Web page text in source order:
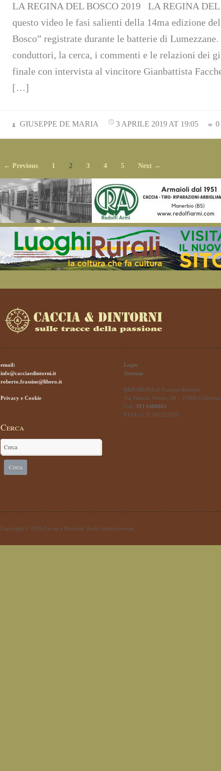
LA REGINA DEL BOSCO 2019 LA REGINA DEL
questo video le fasi salienti della 14ma edizione
Bosco” registrate durante le batterie di
conduttori, la cerca, i commenti e le relazioni dei
finale con intervista al vincitore Gianbattista
[…]
GIUSEPPE DE MARIA 3 APRILE 2019 AT 19:05
← Previous 1 2 3 4 5 Next →
email:
info@cacciaedintorni.it
roberto.frassine@libero.it
Privacy e Cookie
Cerca
Login
Sitemap
R&B MEDIA di Frassine Roberto
Via Vittorio Veneto, 38 – 25060
Cell. 393 9408881
P.IVA e C.F. 042325709
Copyright © 2026 Caccia e Dintorni. Tutti i diritti riservati.